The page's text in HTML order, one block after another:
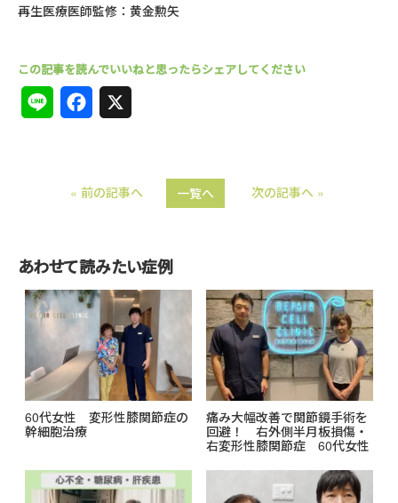
再生医療医師監修：黄金勲矢
e
o
o
« 前の記事へ 一覧へ 次の記事へ »
あわせて読みたい症例
60代女性 変形性膝関節症の
幹細胞治療
痛み大幅改善で関節鏡手術を
回避！ 右外側半月板損傷・
右変形性膝関節症 60代女性